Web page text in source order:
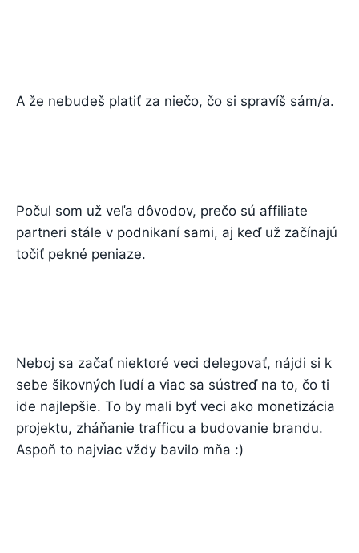
A že nebudeš platiť za niečo, čo si spravíš sám/a.
Počul som už veľa dôvodov, prečo sú affiliate
partneri stále v podnikaní sami, aj keď už začínajú
točiť pekné peniaze.
Neboj sa začať niektoré veci delegovať, nájdi si k
sebe šikovných ľudí a viac sa sústreď na to, čo ti
ide najlepšie. To by mali byť veci ako monetizácia
projektu, zháňanie trafficu a budovanie brandu.
Aspoň to najviac vždy bavilo mňa :)